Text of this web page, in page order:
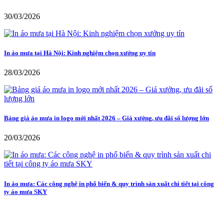
30/03/2026
In áo mưa tại Hà Nội: Kinh nghiệm chọn xưởng uy tín
28/03/2026
Bảng giá áo mưa in logo mới nhất 2026 – Giá xưởng, ưu đãi số lượng lớn
20/03/2026
In áo mưa: Các công nghệ in phổ biến & quy trình sản xuất chi tiết tại công
ty áo mưa SKY